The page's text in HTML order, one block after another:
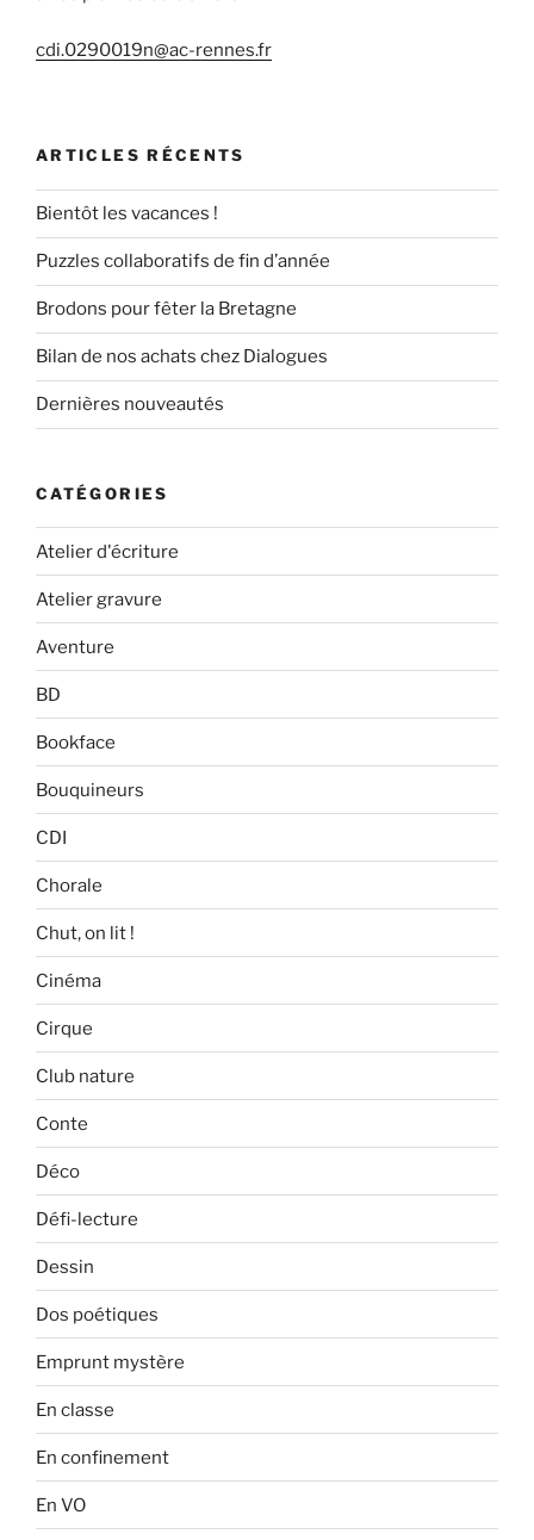
cdi.0290019n@ac-rennes.fr
ARTICLES RÉCENTS
Bientôt les vacances !
Puzzles collaboratifs de fin d’année
Brodons pour fêter la Bretagne
Bilan de nos achats chez Dialogues
Dernières nouveautés
CATÉGORIES
Atelier d'écriture
Atelier gravure
Aventure
BD
Bookface
Bouquineurs
CDI
Chorale
Chut, on lit !
Cinéma
Cirque
Club nature
Conte
Déco
Défi-lecture
Dessin
Dos poétiques
Emprunt mystère
En classe
En confinement
En VO